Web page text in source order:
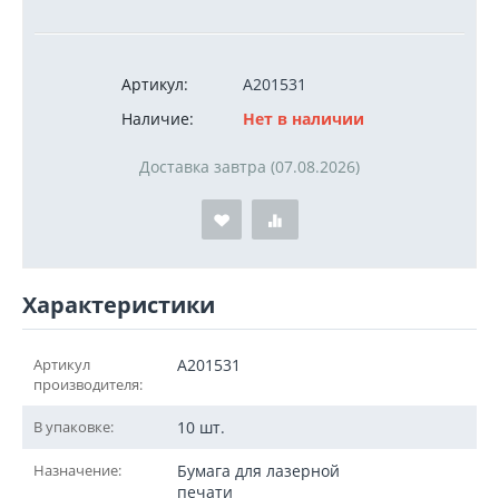
Артикул:
A201531
Наличие:
Нет в наличии
Доставка завтра (07.08.2026)
Характеристики
Артикул
производителя:
A201531
В упаковке: 10 шт.
Назначение:
Бумага для лазерной
печати